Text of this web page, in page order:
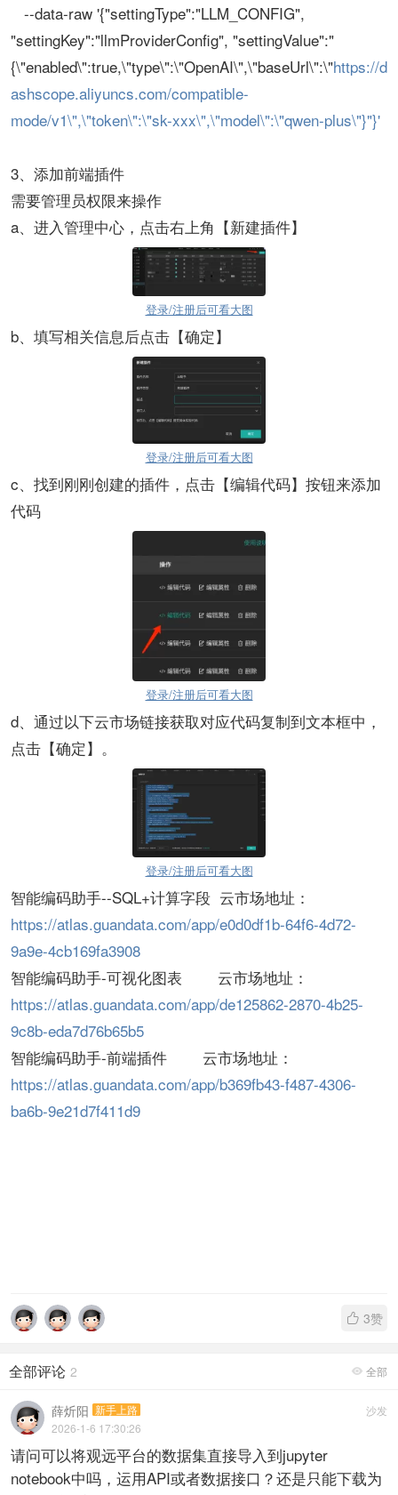
--data-raw '{"settingType":"LLM_CONFIG",
"settingKey":"llmProviderConfig", "settingValue":"
{\"enabled\":true,\"type\":\"OpenAI\",\"baseUrl\":\"https://d
ashscope.aliyuncs.com/compatible-
mode/v1\",\"token\":\"sk-xxx\",\"model\":\"qwen-plus\"}"}'
3、添加前端插件
需要管理员权限来操作
a、进入管理中心，点击右上角【新建插件】
登录/注册后可看大图
b、填写相关信息后点击【确定】
登录/注册后可看大图
c、找到刚刚创建的插件，点击【编辑代码】按钮来添加
代码
登录/注册后可看大图
d、通过以下云市场链接获取对应代码复制到文本框中，
点击【确定】。
登录/注册后可看大图
智能编码助手--SQL+计算字段 云市场地址：
https://atlas.guandata.com/app/e0d0df1b-64f6-4d72-
9a9e-4cb169fa3908
智能编码助手-可视化图表 云市场地址：
https://atlas.guandata.com/app/de125862-2870-4b25-
9c8b-eda7d76b65b5
智能编码助手-前端插件 云市场地址：
https://atlas.guandata.com/app/b369fb43-f487-4306-
ba6b-9e21d7f411d9
 3赞
 全部
全部评论 2
沙发
薛炘阳 新手上路
2026-1-6 17:30:26
请问可以将观远平台的数据集直接导入到jupyter
notebook中吗，运用API或者数据接口？还是只能下载为